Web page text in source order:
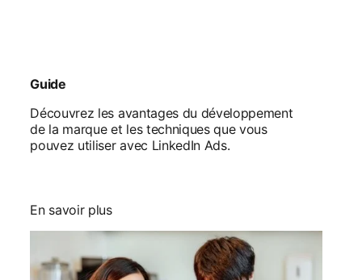
Guide
Découvrez les avantages du développement
de la marque et les techniques que vous
pouvez utiliser avec LinkedIn Ads.
En savoir plus